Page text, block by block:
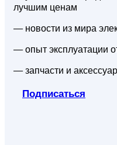
лучшим ценам
— новости из мира
— опыт эксплуатации
— запчасти и
Подписаться